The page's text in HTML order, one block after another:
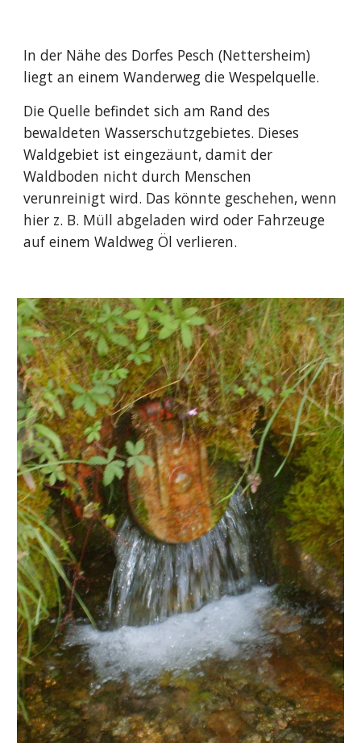
In der Nähe des Dorfes Pesch (Nettersheim)
liegt an einem Wanderweg die Wespelquelle.
Die Quelle befindet sich am Rand des
bewaldeten Wasserschutzgebietes. Dieses
Waldgebiet ist eingezäunt, damit der
Waldboden nicht durch Menschen
verunreinigt wird. Das könnte geschehen, wenn
hier z. B. Müll abgeladen wird oder Fahrzeuge
auf einem Waldweg Öl verlieren.